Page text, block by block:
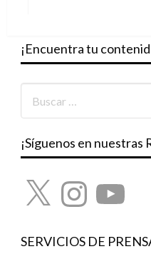
¡Encuentra tu
¡Síguenos en nuestras
X InstagramYouTube
SERVICIOS DE